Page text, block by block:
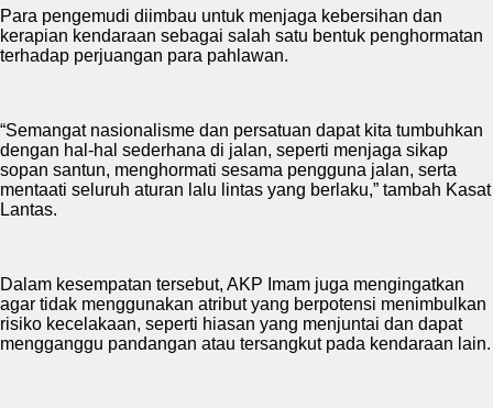
Para pengemudi diimbau untuk menjaga kebersihan dan
kerapian kendaraan sebagai salah satu bentuk penghormatan
terhadap perjuangan para pahlawan.
“Semangat nasionalisme dan persatuan dapat kita tumbuhkan
dengan hal-hal sederhana di jalan, seperti menjaga sikap
sopan santun, menghormati sesama pengguna jalan, serta
mentaati seluruh aturan lalu lintas yang berlaku,” tambah Kasat
Lantas.
Dalam kesempatan tersebut, AKP Imam juga mengingatkan
agar tidak menggunakan atribut yang berpotensi menimbulkan
risiko kecelakaan, seperti hiasan yang menjuntai dan dapat
mengganggu pandangan atau tersangkut pada kendaraan lain.